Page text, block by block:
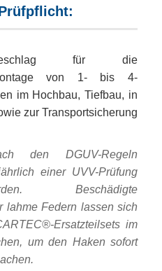
für die
Montage von 1- bis 4-
im Hochbau, Tiefbau, in
zur Transportsicherung
den DGUV-Regeln
einer UVV-Prüfung
Beschädigte
lahme Federn lassen sich
Ersatzteilsets im
um den Haken sofort